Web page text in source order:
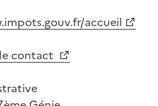
accueil
contact